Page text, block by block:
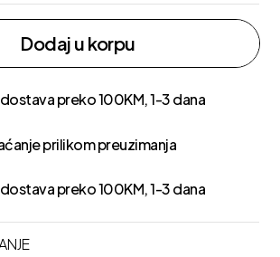
Dodaj u korpu
preko 100KM, 1-3 dana
prilikom preuzimanja
preko 100KM, 1-3 dana